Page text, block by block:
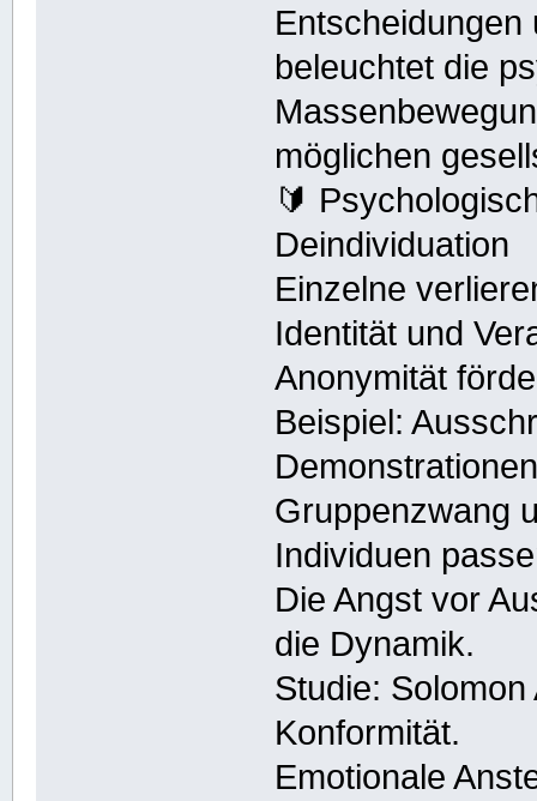
beleuchtet die
möglichen
🔰
Deindividuation
Einzelne
Identität und
Anonymität
Beispiel:
Gruppenzwang
Individuen
Die Angst vor
die Dynamik.
Studie:
Konformität.
Emotionale